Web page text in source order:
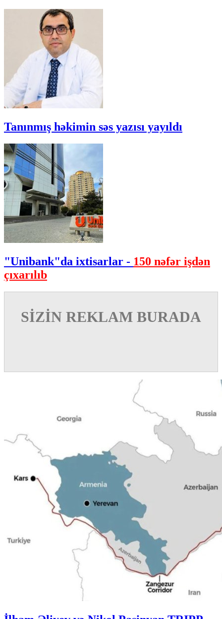
Tanınmış həkimin səs yazısı yayıldı
"Unibank"da ixtisarlar - 150 nəfər işdən
çıxarılıb
SİZİN REKLAM BURADA